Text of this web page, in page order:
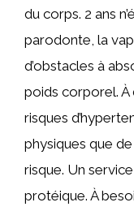
du corps. 2 ans
parodonte, la
d’obstacles à
poids corporel. À
risques
physiques que
risque. Un
protéique. À